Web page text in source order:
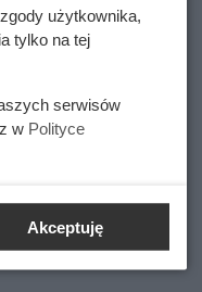
użytkownika,
tylko na tej
serwisów
w Polityce
Akceptuję